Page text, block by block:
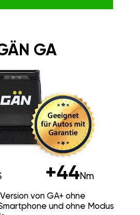
GA
+44Nm
von GA+ ohne
und ohne Modus